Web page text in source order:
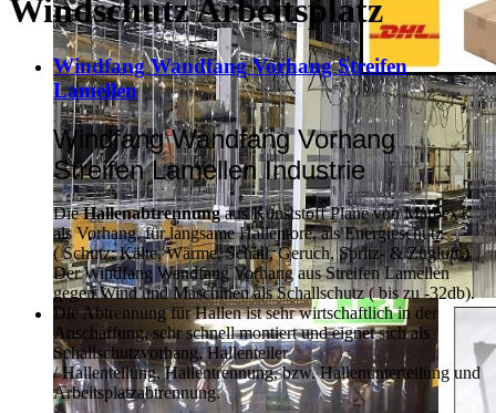
Windschutz Arbeitsplatz
Windfang Wandfang Vorhang Streifen
Lamellen
Windfang Wandfang Vorhang
Streifen Lamellen Industrie
DieHallenabtrennungaus Kunststoff Plane von Marbex®
als Vorhang, für langsame Hallentore, als Energieschutz
(Schutz:Kälte, Wärme, Schall, Geruch, Spritz- & Zugluft )
Der Windfang Wandfang Vorhang aus Streifen Lamellen
gegen Wind und Maschinen als Schallschutz ( bis zu -32db).
Die Abtrennung für Hallen ist sehr wirtschaftlich in der
Anschaffung, sehr schnell montiert und eignet sich als
Schallschutzvorhang, Hallenteiler
/Hallenteilung,Hallentrennung, bzw. Hallenunterteilung und
Arbeitsplatzabtrennung.